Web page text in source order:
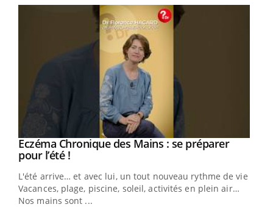
Youtube
Eczéma Chronique des Mains : se préparer
pour l’été !Youtube
L'été arrive… et avec lui, un tout nouveau rythme de vie !
Vacances, plage, piscine, soleil, activités en plein air…
Nos mains sont ...